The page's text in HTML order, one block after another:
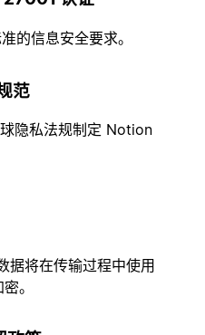
的信息安全要求。
范
隐私法规制定 Notion
据将在传输过程中使用
。